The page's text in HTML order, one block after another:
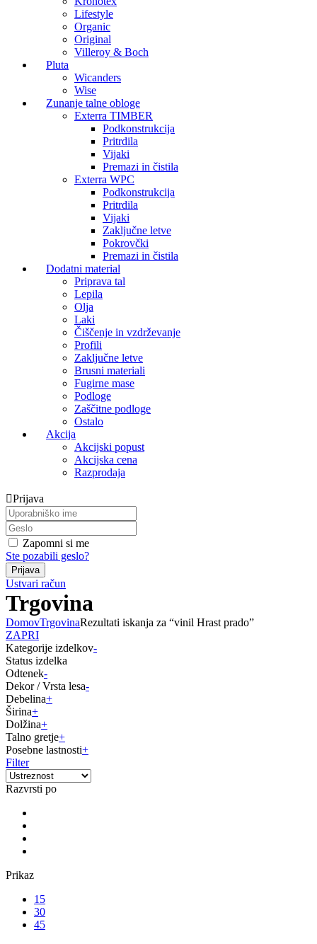
Lifestyle
Organic
Original
Villeroy & Boch
Pluta
Wicanders
Wise
Zunanje talne obloge
Exterra TIMBER
Podkonstrukcija
Pritrdila
Vijaki
Premazi in čistila
Exterra WPC
Podkonstrukcija
Pritrdila
Vijaki
Zaključne letve
Pokrovčki
Premazi in čistila
Dodatni material
Priprava tal
Lepila
Olja
Laki
Čiščenje in vzdrževanje
Profili
Zaključne letve
Brusni materiali
Fugirne mase
Podloge
Zaščitne podloge
Ostalo
Akcija
Akcijski popust
Akcijska cena
Razprodaja
Prijava
Zapomni si me
Ste pozabili geslo?
Ustvari račun
Trgovina
DomovTrgovinaRezultati iskanja za “vinil Hrast prado”
ZAPRI
Kategorije izdelkov-
Status izdelka
Odtenek-
Dekor / Vrsta lesa-
Debelina+
Širina+
Dolžina+
Talno gretje+
Posebne lastnosti+
Filter
Razvrsti po
Prikaz
15
30
45